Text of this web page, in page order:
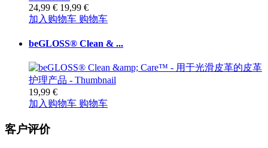
24,99 € 19,99 €
加入购物车 购物车
beGLOSS® Clean & ...
19,99 €
加入购物车 购物车
客户评价